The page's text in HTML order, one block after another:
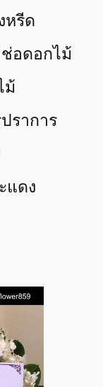
หรีด
อดอกไม้
ม้
ราการ
แดง